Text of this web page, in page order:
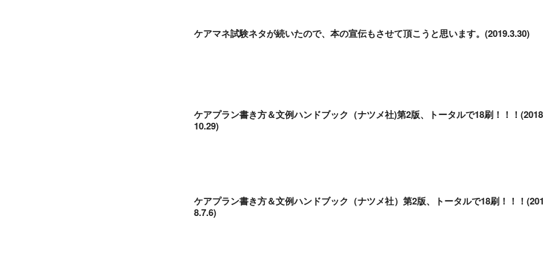
ケアマネ試験ネタが続いたので、本の宣伝もさせて頂こうと思います。(2019.3.30)
ケアプラン書き方＆文例ハンドブック（ナツメ社)第2版、トータルで18刷！！！
10.29)
ケアプラン書き方＆文例ハンドブック（ナツメ社）第2版、トータルで18刷！！！
8.7.6)